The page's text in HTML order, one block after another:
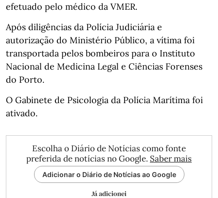
efetuado pelo médico da VMER.
Após diligências da Polícia Judiciária e
autorização do Ministério Público, a vítima foi
transportada pelos bombeiros para o Instituto
Nacional de Medicina Legal e Ciências Forenses
do Porto.
O Gabinete de Psicologia da Polícia Marítima foi
ativado.
Escolha o Diário de Notícias como fonte
preferida de notícias no Google. Saber mais
Adicionar o Diário de Notícias ao Google
Já adicionei